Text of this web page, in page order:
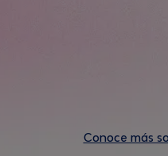
Conoce más